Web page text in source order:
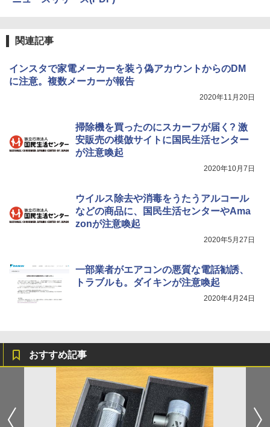
関連記事
インスタで家電メーカーを装う偽アカウントからのDM
に注意。複数メーカーが報告
2020年11月20日
掃除機を買ったのにスカーフが届く? 激
安販売の模倣サイトに国民生活センター
が注意喚起
2020年10月7日
ウイルス除去や消毒をうたうアルコール
などの商品に、国民生活センターやAma
zonが注意喚起
2020年5月27日
一部業者がエアコンの悪質な電話勧誘、
トラブルも。ダイキンが注意喚起
2020年4月24日
おすすめ記事